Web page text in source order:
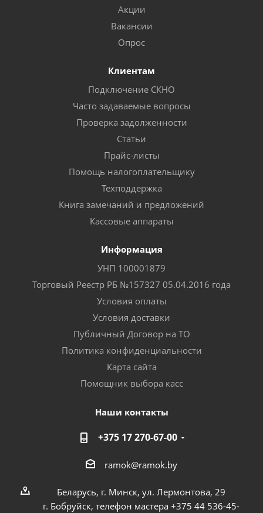
Акции
Вакансии
Опрос
Клиентам
Подключение СКНО
Часто задаваемые вопросы
Проверка задолженности
Статьи
Прайс-листы
Помощь налогоплательщику
Техподдержка
Книга замечаний и предложений
Кассовые аппараты
Информация
УНП 100001879
Торговый Реестр РБ №157327 05.04.2016 года
Условия оплаты
Условия доставки
Публичный Договор на ТО
Политика конфиденциальности
Карта сайта
Помощник выбора касс
Наши контакты
+375 17 270-67-00
ramok@ramok.by
Беларусь, г. Минск, ул. Лермонтова, 29
г. Бобруйск, телефон мастера +375 44 536-45-